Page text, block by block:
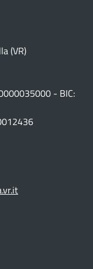
(VR)
- BIC: